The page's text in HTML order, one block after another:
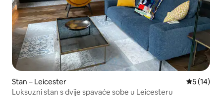
Stan – Leicester Prosječna
5 (14)
Luksuzni stan s dvije spavaće sobe u Leicesteru